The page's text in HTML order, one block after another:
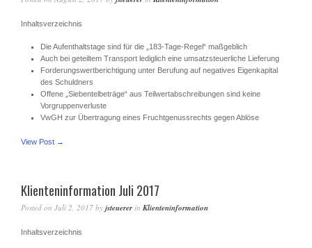
Inhaltsverzeichnis
Die Aufenthaltstage sind für die „183-Tage-Regel“ maßgeblich
Auch bei geteiltem Transport lediglich eine umsatzsteuerliche Lieferung
Forderungswertberichtigung unter Berufung auf negatives Eigenkapital
des Schuldners
Offene „Siebentelbeträge“ aus Teilwertabschreibungen sind keine
Vorgruppenverluste
VwGH zur Übertragung eines Fruchtgenussrechts gegen Ablöse
View Post →
Klienteninformation Juli 2017
Posted on Juli 2, 2017 by jsteuerer in Klienteninformation
Inhaltsverzeichnis